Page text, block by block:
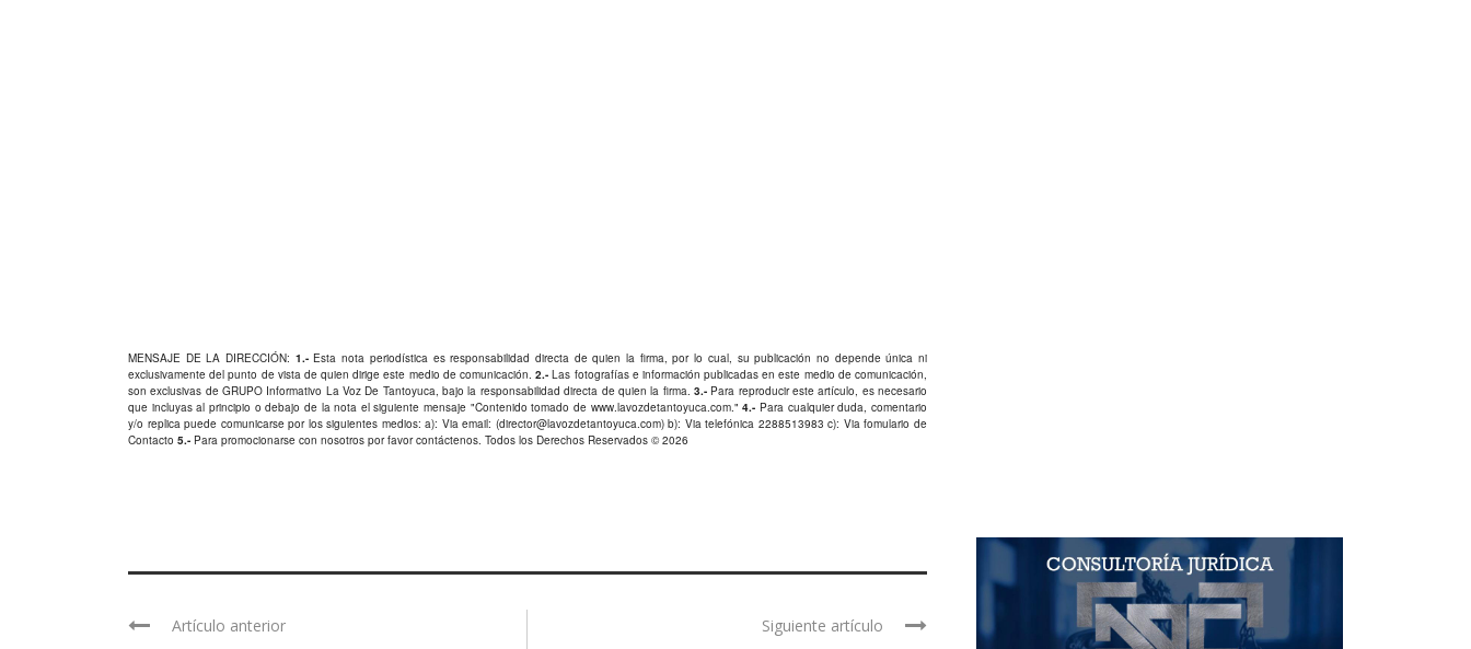
MENSAJE DE LA DIRECCIÓN: 1.-Esta nota periodística es responsabilidad directa de quien la firma, por lo cual, su publicación no depende única ni
exclusivamente del punto de vista de quien dirige este medio de comunicación.2.- Las fotografías e información publicadas en este medio de comunicación,
son exclusivas de GRUPO Informativo La Voz De Tantoyuca, bajo la responsabilidad directa de quien la firma. 3.-Para reproducir este artículo, es necesario
que incluyas al principio o debajo de la nota el siguiente mensaje "Contenido tomado de www.lavozdetantoyuca.com."4.- Para cualquier duda, comentario
y/o replica puede comunicarse por los siguientes medios: a): Via email: (director@lavozdetantoyuca.com) b): Via telefónica 2288513983 c): Via fomulario de
Contacto 5.- Para promocionarse con nosotros por favorcontáctenos. Todos los Derechos Reservados © 2026
Artículo anterior Siguiente artículo